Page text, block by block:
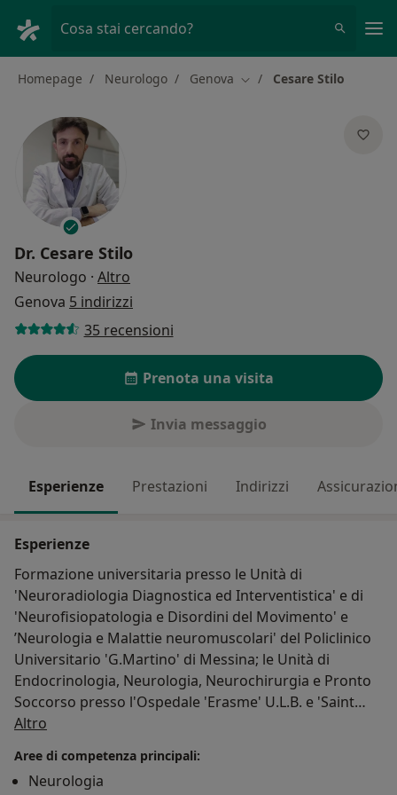
Cosa stai cercando?
Homepage Neurologo Genova Cambia città
Cesare Stilo
Dr. Cesare Stilo
Neurologo · Altro
Genova 5 indirizzi
35 recensioni
Prenota una visita
Invia messaggio
Esperienze Prestazioni Indirizzi
Esperienze
Formazione universitaria presso le Unità di
'Neuroradiologia Diagnostica ed Interventistica' e di
'Neurofisiopatologia e Disordini del Movimento' e
’Neurologia e Malattie neuromuscolari' del Policlinico
Universitario 'G.Martino' di Messina; le Unità di
Endocrinologia, Neurologia, Neurochirurgia e Pronto
Soccorso presso l'Ospedale 'Erasme' U.L.B. e 'Saint
Pierre' di Bruxelles. Negli ambulatori di cefalee, centro
Parkinson), Sclerosi Multipla, malattie neuromuscolari,
epilessia e neurofisiologia, acquisendo competenze
Altro
Aree di competenza principali:
Neurologia